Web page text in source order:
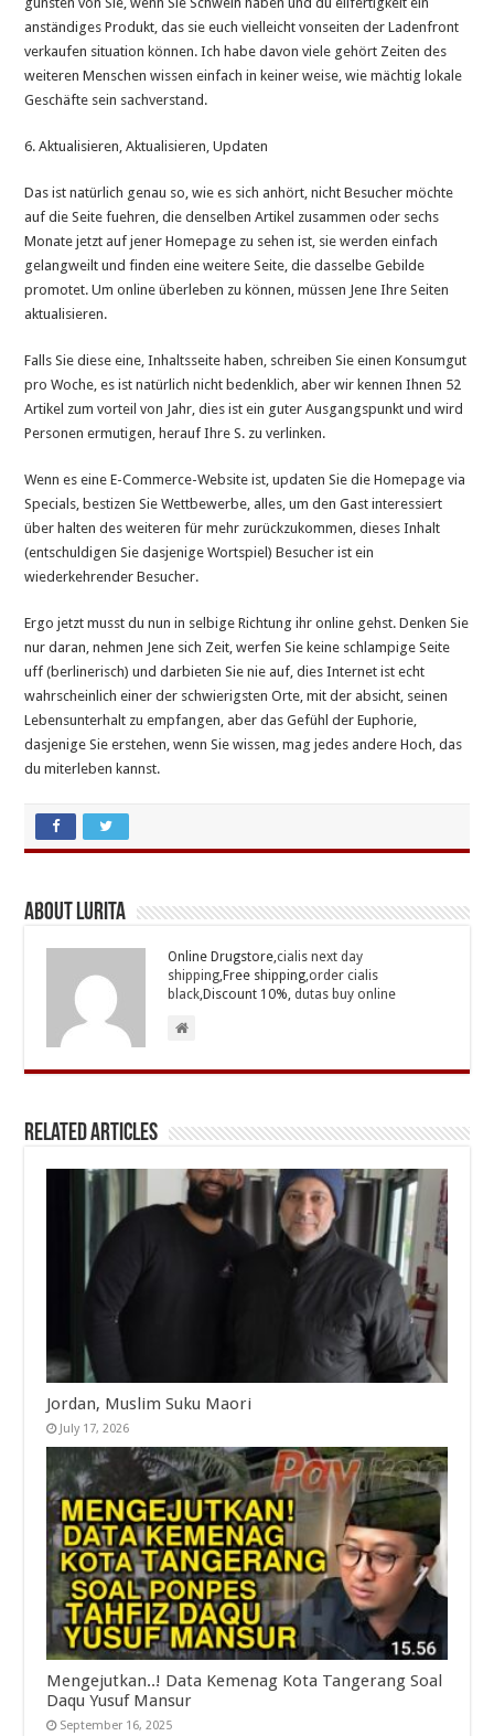
anständiges Produkt, das sie euch vielleicht vonseiten der Ladenfront
verkaufen situation können. Ich habe davon viele gehört Zeiten des
weiteren Menschen wissen einfach in keiner weise, wie mächtig lokale
Geschäfte sein sachverstand.
6. Aktualisieren, Aktualisieren, Updaten
Das ist natürlich genau so, wie es sich anhört, nicht Besucher möchte
auf die Seite fuehren, die denselben Artikel zusammen oder sechs
Monate jetzt auf jener Homepage zu sehen ist, sie werden einfach
gelangweilt und finden eine weitere Seite, die dasselbe Gebilde
promotet. Um online überleben zu können, müssen Jene Ihre Seiten
aktualisieren.
Falls Sie diese eine, Inhaltsseite haben, schreiben Sie einen Konsumgut
pro Woche, es ist natürlich nicht bedenklich, aber wir kennen Ihnen 52
Artikel zum vorteil von Jahr, dies ist ein guter Ausgangspunkt und wird
Personen ermutigen, herauf Ihre S. zu verlinken.
Wenn es eine E-Commerce-Website ist, updaten Sie die Homepage via
Specials, bestizen Sie Wettbewerbe, alles, um den Gast interessiert
über halten des weiteren für mehr zurückzukommen, dieses Inhalt
(entschuldigen Sie dasjenige Wortspiel) Besucher ist ein
wiederkehrender Besucher.
Ergo jetzt musst du nun in selbige Richtung ihr online gehst. Denken Sie
nur daran, nehmen Jene sich Zeit, werfen Sie keine schlampige Seite
uff (berlinerisch) und darbieten Sie nie auf, dies Internet ist echt
wahrscheinlich einer der schwierigsten Orte, mit der absicht, seinen
Lebensunterhalt zu empfangen, aber das Gefühl der Euphorie,
dasjenige Sie erstehen, wenn Sie wissen, mag jedes andere Hoch, das
du miterleben kannst.
About Lurita
Online Drugstore,cialis next day
shipping,Free shipping,order cialis
black,Discount 10%,dutas buy online
Related Articles
Jordan, Muslim Suku Maori
July 17, 2026
Mengejutkan..! Data Kemenag Kota Tangerang Soal
Daqu Yusuf Mansur
September 16, 2025